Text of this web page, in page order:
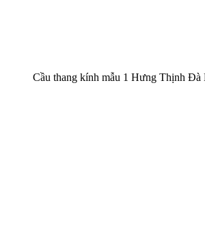
Cầu thang kính mẫu 1 Hưng Thịnh Đà